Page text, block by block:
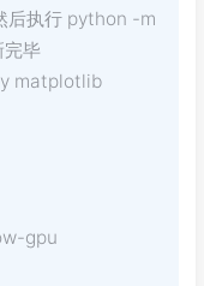
执行 python -m
毕
matplotlib
gpu